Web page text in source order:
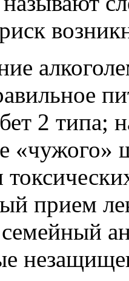
2 типа;
«чужого»
прием